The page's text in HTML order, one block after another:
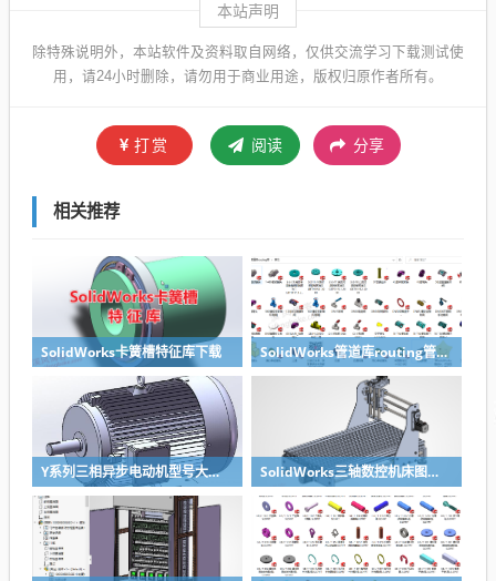
本站声明
除特殊说明外，本站软件及资料取自网络，仅供交流学习下载测试使
用，请24小时删除，请勿用于商业用途，版权归原作者所有。
打赏 阅读 分享
相关推荐
SolidWorks卡簧槽特征库下载 SolidWorks管道库routing管道库下载
Y系列三相异步电动机型号大全技术参数安装尺寸及3d模型solidworks模型下载 SolidWorks三轴数控机床图纸模型下载